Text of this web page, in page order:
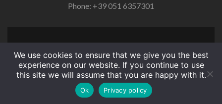
Phone: +39 051 6357301
We use cookies to ensure that we give you the best
experience on our website. If you continue to use
this site we will assume that you are happy with it.
Ok Privacy policy